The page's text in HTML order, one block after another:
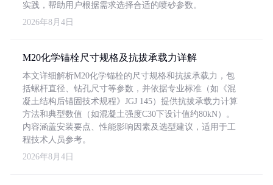
实践，帮助用户根据需求选择合适的喷砂参数。
2026年8月4日
M20化学锚栓尺寸规格及抗拔承载力详解
本文详细解析M20化学锚栓的尺寸规格和抗拔承载力，包
括螺杆直径、钻孔尺寸等参数，并依据专业标准（如《混
凝土结构后锚固技术规程》JGJ 145）提供抗拔承载力计算
方法和典型数值（如混凝土强度C30下设计值约80kN）。
内容涵盖安装要点、性能影响因素及选型建议，适用于工
程技术人员参考。
2026年8月4日